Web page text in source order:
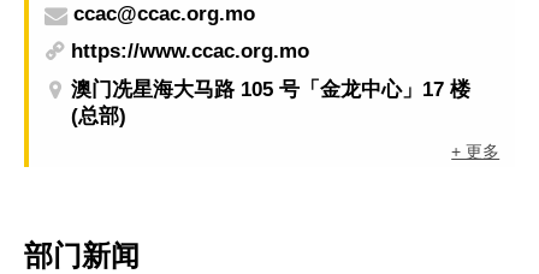
ccac@ccac.org.mo
https://www.ccac.org.mo
澳门冼星海大马路 105 号「金龙中心」17 楼
(总部)
+ 更多
部门新闻